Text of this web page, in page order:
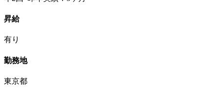
昇給
有り
勤務地
東京都